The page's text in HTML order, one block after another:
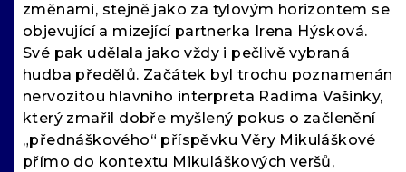
změnami, stejně jako za tylovým horizontem se
objevující a mizející partnerka Irena Hýsková.
Své pak udělala jako vždy i pečlivě vybraná
hudba předělů. Začátek byl trochu poznamenán
nervozitou hlavního interpreta Radima Vašinky,
který zmařil dobře myšlený pokus o začlenění
„přednáškového“ příspěvku Věry Mikuláškové
přímo do kontextu Mikuláškových veršů,